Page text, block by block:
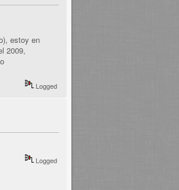
estoy en
2009,
Logged
Logged